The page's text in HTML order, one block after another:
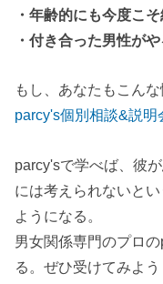
・年齢的にも今度こ
・付き合った男性が
もし、あなたもこん
parcy's個別相談&説明
parcy'sで学べば、彼
には考えられないと
ようになる。
男女関係専門のプロ
る。ぜひ受けてみよう